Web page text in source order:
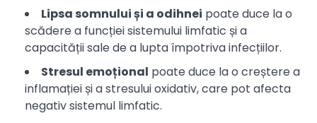
Lipsa somnului și a odihnei poate duce la o
scădere a funcției sistemului limfatic și a
capacității sale de a lupta împotriva infecțiilor.
Stresul emoțional poate duce la o creștere a
inflamației și a stresului oxidativ, care pot afecta
negativ sistemul limfatic.